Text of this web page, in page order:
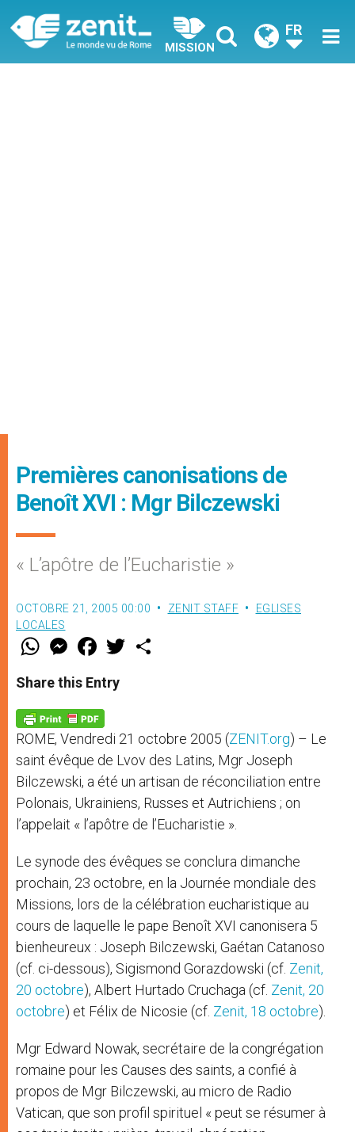
MISSION
FR
Premières canonisations de
Benoît XVI : Mgr Bilczewski
« L’apôtre de l’Eucharistie »
OCTOBRE 21, 2005 00:00 ZENIT STAFF
EGLISES
LOCALES
W
t
s
p
p
M
e
s
e
g
e
r
F
a
e
b
o
k
w
Share this Entry
ROME, Vendredi 21 octobre 2005 (ZENIT.org) – Le
saint évêque de Lvov des Latins, Mgr Joseph
Bilczewski, a été un artisan de réconciliation entre
Polonais, Ukrainiens, Russes et Autrichiens ; on
l’appelait « l’apôtre de l’Eucharistie ».
Le synode des évêques se conclura dimanche
prochain, 23 octobre, en la Journée mondiale des
Missions, lors de la célébration eucharistique au
cours de laquelle le pape Benoît XVI canonisera 5
bienheureux : Joseph Bilczewski, Gaétan Catanoso
(cf. ci-dessous), Sigismond Gorazdowski (cf. Zenit,
20 octobre), Albert Hurtado Cruchaga (cf. Zenit, 20
octobre) et Félix de Nicosie (cf. Zenit, 18 octobre).
Mgr Edward Nowak, secrétaire de la congrégation
romaine pour les Causes des saints, a confié à
propos de Mgr Bilczewski, au micro de Radio
Vatican, que son profil spirituel « peut se résumer à